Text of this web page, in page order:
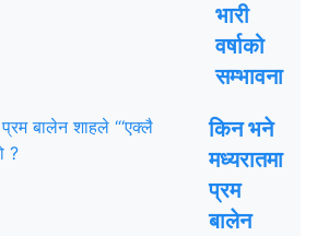
भारी
वर्षाको
सम्भावना
किन भने
मध्यरातमा
प्रम
बालेन